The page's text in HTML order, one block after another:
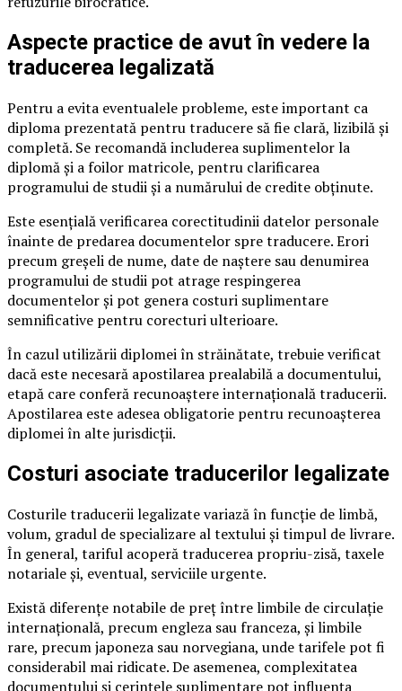
Aspecte practice de avut în vedere la
traducerea legalizată
Pentru a evita eventualele probleme, este important ca
diploma prezentată pentru traducere să fie clară, lizibilă și
completă. Se recomandă includerea suplimentelor la
diplomă și a foilor matricole, pentru clarificarea
programului de studii și a numărului de credite obținute.
Este esențială verificarea corectitudinii datelor personale
înainte de predarea documentelor spre traducere. Erori
precum greșeli de nume, date de naștere sau denumirea
programului de studii pot atrage respingerea
documentelor și pot genera costuri suplimentare
semnificative pentru corecturi ulterioare.
În cazul utilizării diplomei în străinătate, trebuie verificat
dacă este necesară apostilarea prealabilă a documentului,
etapă care conferă recunoaștere internațională traducerii.
Apostilarea este adesea obligatorie pentru recunoașterea
diplomei în alte jurisdicții.
Costuri asociate traducerilor legalizate
Costurile traducerii legalizate variază în funcție de limbă,
volum, gradul de specializare al textului și timpul de livrare.
În general, tariful acoperă traducerea propriu-zisă, taxele
notariale și, eventual, serviciile urgente.
Există diferențe notabile de preț între limbile de circulație
internațională, precum engleza sau franceza, și limbile
rare, precum japoneza sau norvegiana, unde tarifele pot fi
considerabil mai ridicate. De asemenea, complexitatea
documentului și cerințele suplimentare pot influența